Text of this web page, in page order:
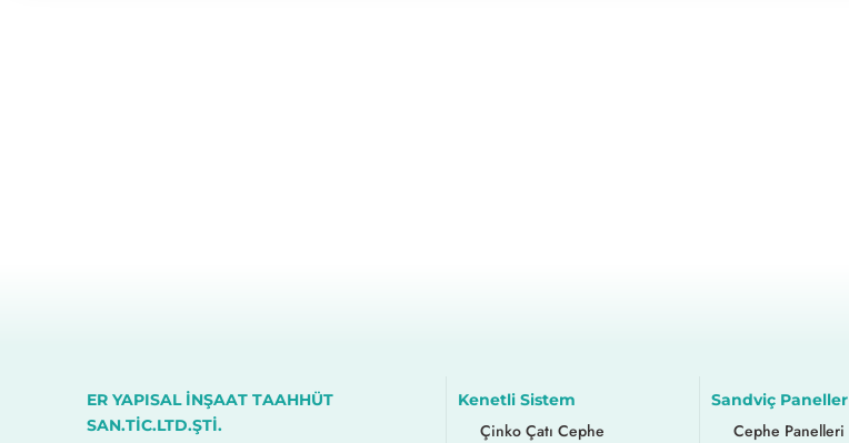
ER YAPISAL İNŞAAT TAAHHÜT
SAN.TİC.LTD.ŞTİ.
Kenetli Sistem
Çinko Çatı Cephe
Sandviç Paneller
Cephe Panelleri